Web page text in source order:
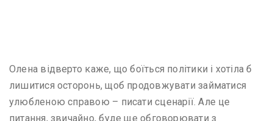
Олена відверто каже, що боїться політики і хотіла б
лишитися осторонь, щоб продовжувати займатися
улюбленою справою – писати сценарії. Але це
питання, звичайно, буде ще обговорювати з